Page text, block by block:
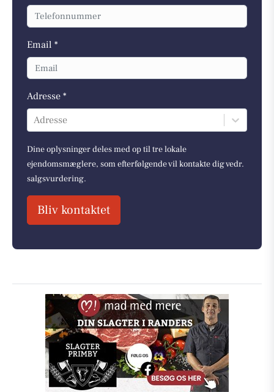
Email *
Adresse *
Adresse
Dine oplysninger deles med op til tre lokale
ejendomsmæglere, som efterfølgende vil kontakte dig vedr.
salgsvurdering.
Bliv kontaktet